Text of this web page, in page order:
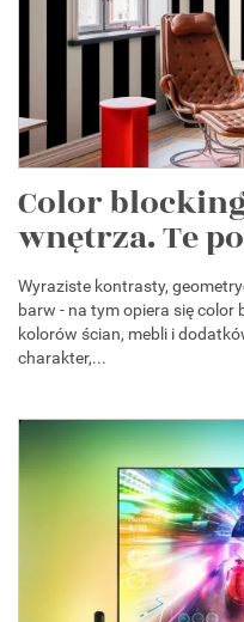
Color
wnętrza. Te
Wyraziste kontrasty,
barw - na tym opiera się color
kolorów ścian, mebli i
charakter,...